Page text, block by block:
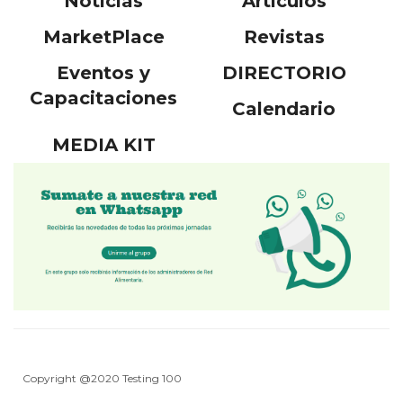
MarketPlace
Revistas
Eventos y
Capacitaciones
DIRECTORIO
Calendario
MEDIA KIT
Copyright @2020 Testing 100